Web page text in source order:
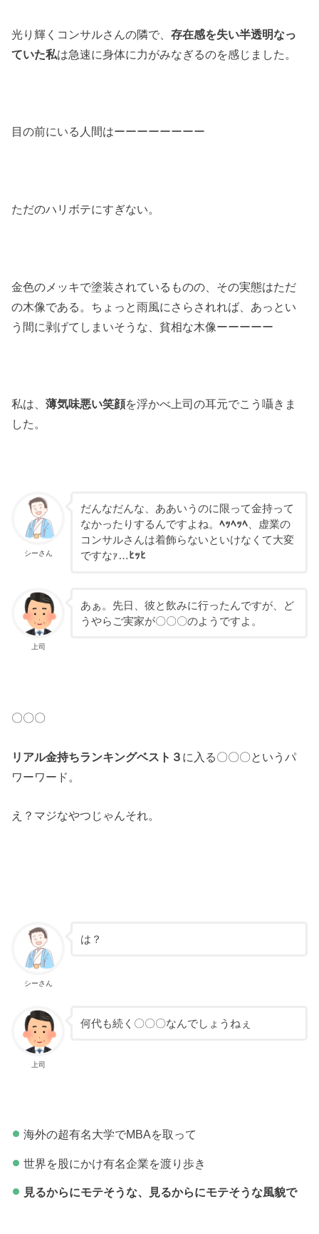
光り輝くコンサルさんの隣で、存在感を失い半透明なっ
ていた私は急速に身体に力がみなぎるのを感じました。
目の前にいる人間はーーーーーーーー
ただのハリボテにすぎない。
金色のメッキで塗装されているものの、その実態はただ
の木像である。ちょっと雨風にさらされれば、あっとい
う間に剥げてしまいそうな、貧相な木像ーーーーー
私は、薄気味悪い笑顔を浮かべ上司の耳元でこう囁きま
した。
シーさん
だんなだんな、ああいうのに限って金持って
なかったりするんですよね。 ﾍｯﾍｯﾍ、虚業の
コンサルさんは着飾らないといけなくて大変
ですなｧ…ﾋｯﾋ
上司
あぁ。先日、彼と飲みに行ったんですが、ど
うやらご実家が〇〇〇のようですよ。
〇〇〇
リアル金持ちランキングベスト３ に入る〇〇〇というパ
ワーワード。
え？マジなやつじゃんそれ。
シーさん
は？
上司
何代も続く〇〇〇なんでしょうねぇ
海外の超有名大学でMBAを取って
世界を股にかけ有名企業を渡り歩き
見るからにモテそうな、見るからにモテそうな風貌で